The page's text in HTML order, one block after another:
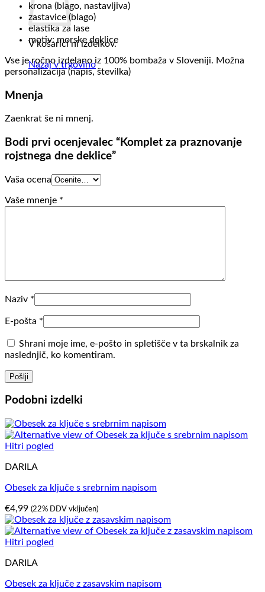
V košarici ni izdelkov.
Nazaj v trgovino
krona (blago, nastavljiva)
zastavice (blago)
elastika za lase
motiv: morske deklice
Vse je ročno izdelano iz 100% bombaža v Sloveniji. Možna
personalizacija (napis, številka)
Mnenja
Zaenkrat še ni mnenj.
Bodi prvi ocenjevalec “Komplet za praznovanje
rojstnega dne deklice”
Vaša ocena
Vaše mnenje *
Naziv *
E-pošta *
Shrani moje ime, e-pošto in spletišče v ta brskalnik za
naslednjič, ko komentiram.
Podobni izdelki
Hitri pogled
DARILA
Obesek za ključe s srebrnim napisom
€4,99 (22% DDV vključen)
Hitri pogled
DARILA
Obesek za ključe z zasavskim napisom